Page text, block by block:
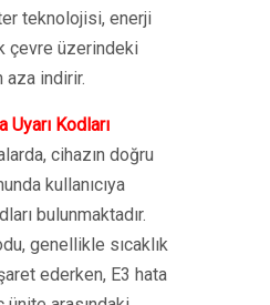
teknolojisi, enerji
çevre üzerindeki
indirir.
Uyarı Kodları
cihazın doğru
kullanıcıya
bulunmaktadır.
genellikle sıcaklık
ederken, E3 hata